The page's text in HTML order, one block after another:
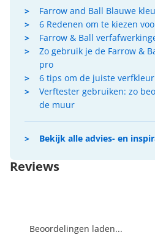
Farrow and Ball Blauwe
6 Redenen om te kiezen
Farrow & Ball
Zo gebruik je de Farrow &
pro
6 tips om de juiste
Verftester gebruiken: zo
de muur
Bekijk alle advies- en
Reviews
Beoordelingen laden...